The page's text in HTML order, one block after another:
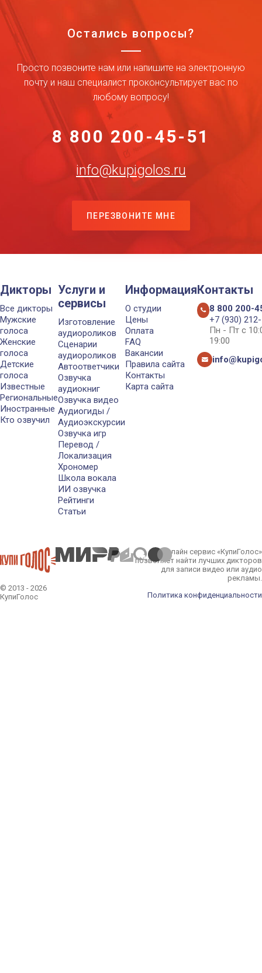
Остались вопросы?
Просто позвоните нам или напишите на электронную
почту и наш специалист проконсультирует вас по
любому вопросу!
8 800 200-45-51
info@kupigolos.ru
ПЕРЕЗВОНИТЕ МНЕ
Дикторы
Все дикторы
Мужские
голоса
Женские
голоса
Детские
голоса
Известные
Региональные
Иностранные
Кто озвучил
Услуги и
сервисы
Изготовление
аудиороликов
Сценарии
аудиороликов
Автоответчики
Озвучка
аудиокниг
Озвучка видео
Аудиогиды /
Аудиоэкскурсии
Озвучка игр
Перевод /
Локализация
Хрономер
Школа вокала
ИИ озвучка
Рейтинги
Статьи
Информация
О студии
Цены
Оплата
FAQ
Вакансии
Правила сайта
Контакты
Карта сайта
Контакты
8 800 200-
+7 (930)
Пн - Пт с
19:00
© 2013 - 2026
КупиГолос
Онлайн сервис «КупиГолос»
позволяет найти лучших дикторов
для записи видео или аудио
рекламы.
Политика конфиденциальности